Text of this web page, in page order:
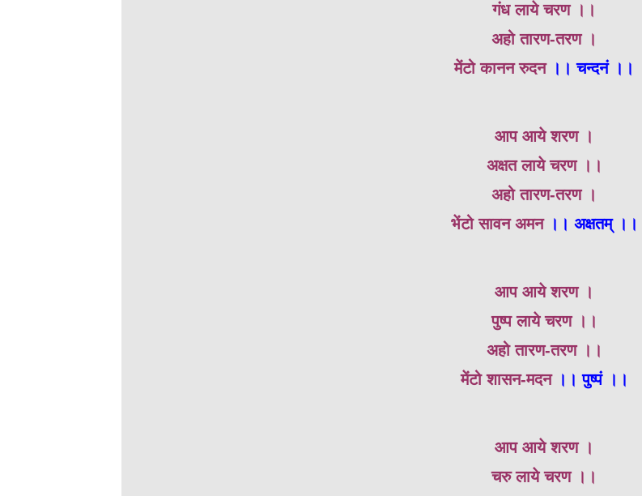
गंध लाये चरण ।।
अहो तारण-तरण ।
मेंटो कानन रुदन।। चन्दनं ।।
आप आये शरण ।
अक्षत लाये चरण ।।
अहो तारण-तरण ।
भेंटो सावन अमन।। अक्षतम् ।।
आप आये शरण ।
पुष्प लाये चरण ।।
अहो तारण-तरण ।।
मेंटो शासन-मदन ।। पुष्पं ।।
आप आये शरण ।
चरु लाये चरण ।।